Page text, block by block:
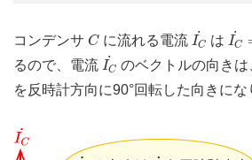
コンデンサ C
Cに流れる電流 ˙
IC
IC
は ˙
IC
IC
るので、電流 ˙
IC
IC
のベクトルの向きは
を反時計方向に90°回転した向きにな